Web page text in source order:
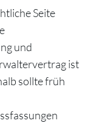
Seite
und
ist
sollte früh